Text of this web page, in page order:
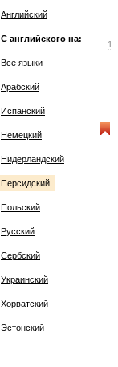
Английский
С английского на:
Все языки
Арабский
Испанский
Немецкий
Нидерландский
Персидский
Польский
Русский
Сербский
Украинский
Хорватский
Эстонский
1